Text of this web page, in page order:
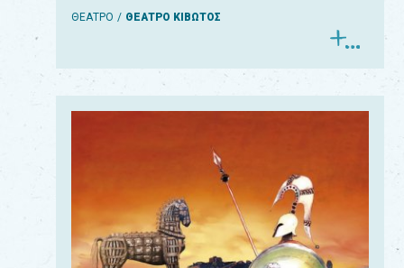
ΘΕΑΤΡΟ ΘΕΑΤΡΟ ΚΙΒΩΤΟΣ